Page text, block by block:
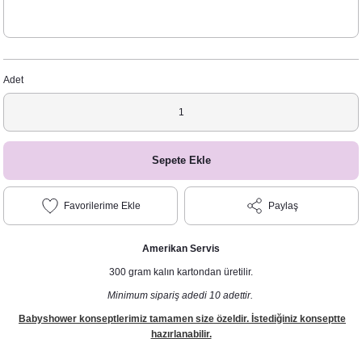
Adet
Sepete Ekle
Paylaş
Amerikan Servis
300 gram kalın kartondan üretilir.
Minimum sipariş adedi 10 adettir.
Babyshower konseptlerimiz tamamen size özeldir. İstediğiniz konseptte
hazırlanabilir.